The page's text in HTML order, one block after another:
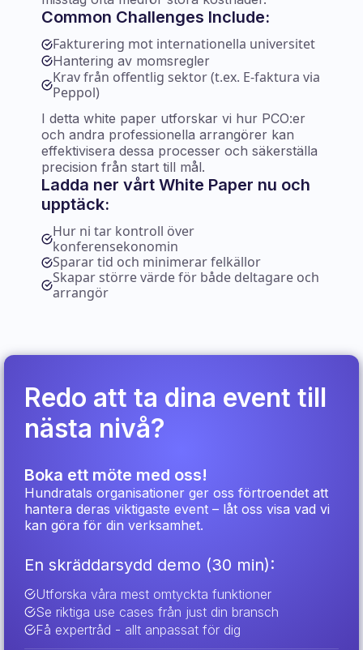
Common Challenges Include:
Fakturering mot internationella universitet
Hantering av momsregler
Krav från offentlig sektor (t.ex. E-faktura via
Peppol)
I detta white paper utforskar vi hur PCO:er
och andra professionella arrangörer kan
effektivisera dessa processer och säkerställa
precision från start till mål.
Ladda ner vårt White Paper nu och
upptäck:
Hur ni tar kontroll över
konferensekonomin
Sparar tid och minimerar felkällor
Skapar större värde för både deltagare och
arrangör
Redo att ta dina event till
nästa nivå?
Boka ett möte med oss!
Hundratals organisationer ger oss förtroendet att
hantera deras viktigaste event – låt oss visa vad vi
kan göra för din verksamhet.
En skräddarsydd demo (30 min):
Utforska våra mest omtyckta funktioner
Se riktiga use cases från just din bransch
Få expertråd - allt anpassat för dig